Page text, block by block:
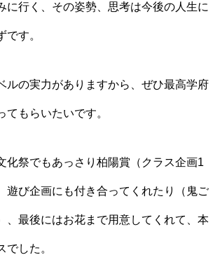
に行く、その姿勢、思考は今後の人生に
です。
ルの実力がありますから、ぜひ最高学府
てもらいたいです。
化祭でもあっさり柏陽賞（クラス企画1
遊び企画にも付き合ってくれたり（鬼ご
、最後にはお花まで用意してくれて、本
でした。